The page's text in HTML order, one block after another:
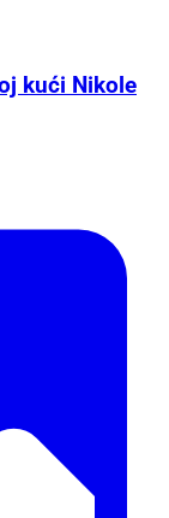
kući Nikole